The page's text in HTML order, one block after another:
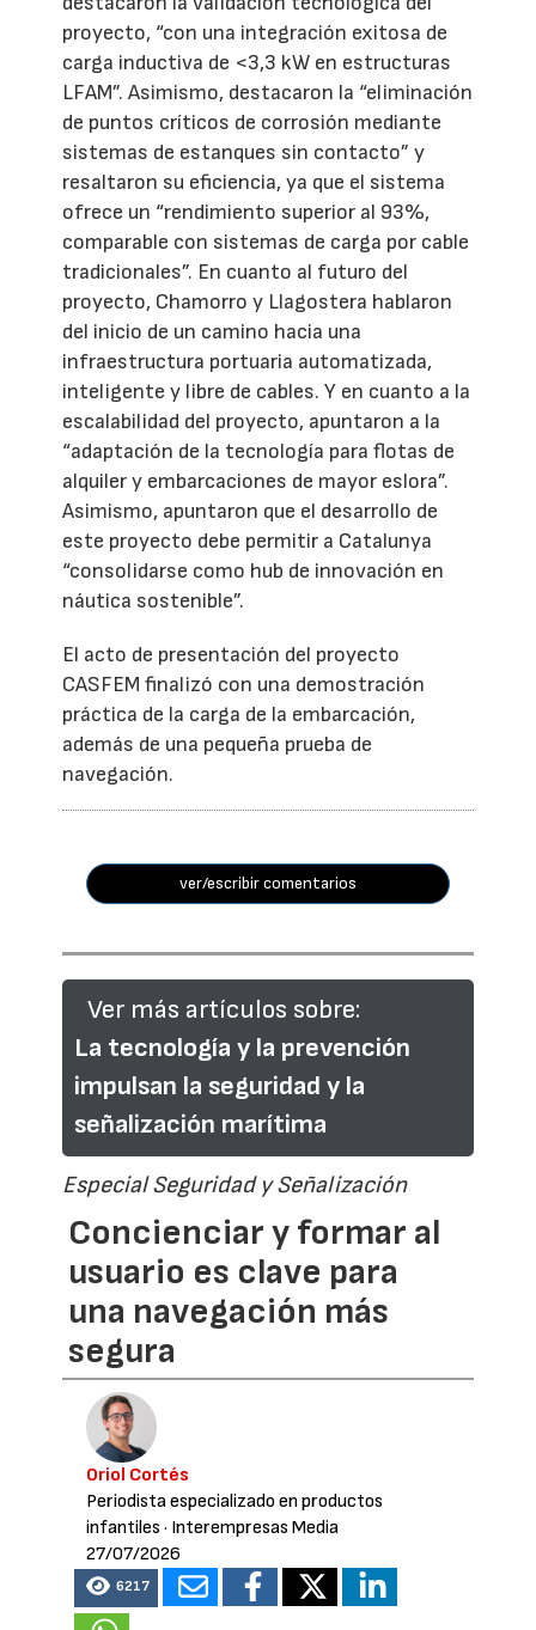
proyecto, “con una integración exitosa de
carga inductiva de <3,3 kW en estructuras
LFAM”. Asimismo, destacaron la “eliminación
de puntos críticos de corrosión mediante
sistemas de estanques sin contacto” y
resaltaron su eficiencia, ya que el sistema
ofrece un “rendimiento superior al 93%,
comparable con sistemas de carga por cable
tradicionales”. En cuanto al futuro del
proyecto, Chamorro y Llagostera hablaron
del inicio de un camino hacia una
infraestructura portuaria automatizada,
inteligente y libre de cables. Y en cuanto a la
escalabilidad del proyecto, apuntaron a la
“adaptación de la tecnología para flotas de
alquiler y embarcaciones de mayor eslora”.
Asimismo, apuntaron que el desarrollo de
este proyecto debe permitir a Catalunya
“consolidarse como hub de innovación en
náutica sostenible”.
El acto de presentación del proyecto
CASFEM finalizó con una demostración
práctica de la carga de la embarcación,
además de una pequeña prueba de
navegación.
ver/escribir comentarios
Ver más artículos sobre:
La tecnología y la prevención
impulsan la seguridad y la
señalización marítima
Especial Seguridad y Señalización
Concienciar y formar al
usuario es clave para
una navegación más
segura
Oriol Cortés
Periodista especializado en productos
infantiles · Interempresas Media
27/07/2026
6217